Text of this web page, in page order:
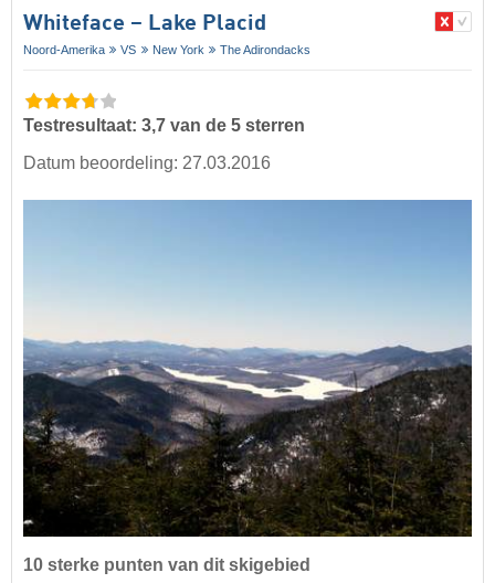
Whiteface – Lake Placid
Noord-Amerika VS New York The Adirondacks
Testresultaat: 3,7 van de 5 sterren
Datum beoordeling: 27.03.2016
10 sterke punten van dit skigebied